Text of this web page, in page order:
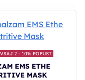
2 - 10% POPUST
EMS ETHE
MASK